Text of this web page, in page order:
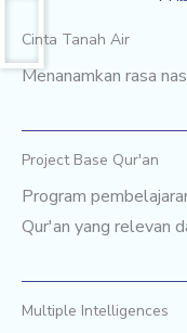
Cinta Tanah Air
Menanamkan rasa
Project Base Qur'an
Program
Qur'an yang relevan
Multiple Intelligences